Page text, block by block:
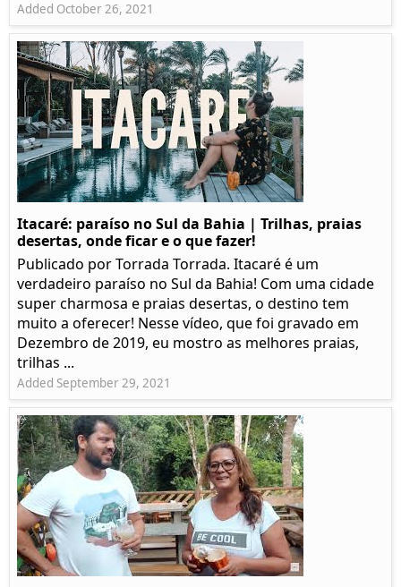
Added October 26, 2021
Itacaré: paraíso no Sul da Bahia | Trilhas, praias
desertas, onde ficar e o que fazer!
Publicado por Torrada Torrada. Itacaré é um
verdadeiro paraíso no Sul da Bahia! Com uma cidade
super charmosa e praias desertas, o destino tem
muito a oferecer! Nesse vídeo, que foi gravado em
Dezembro de 2019, eu mostro as melhores praias,
trilhas ...
Added September 29, 2021